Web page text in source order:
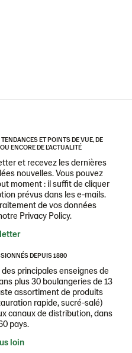
ET POINTS DE VUE, DE
ENCORE DE L'ACTUALITÉ
et recevez les dernières
nouvelles. Vous pouvez
moment : il suffit de cliquer
prévus dans les e-mails.
de vos données
Privacy Policy.
DEPUIS 1880
principales enseignes de
plus 30 boulangeries de 13
assortiment de produits
rapide, sucré-salé)
canaux de distribution, dans
pays.
loin